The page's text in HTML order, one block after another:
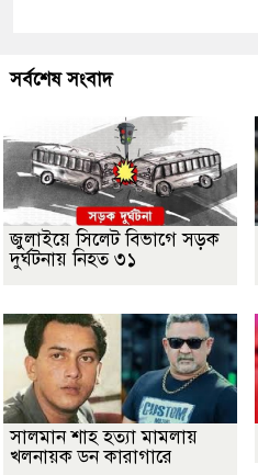
সর্বশেষ সংবাদ
জুলাইয়ে সিলেট বিভাগে সড়ক
দুর্ঘটনায় নিহত ৩১
সালমান শাহ হত্যা মামলায়
খলনায়ক ডন কারাগারে